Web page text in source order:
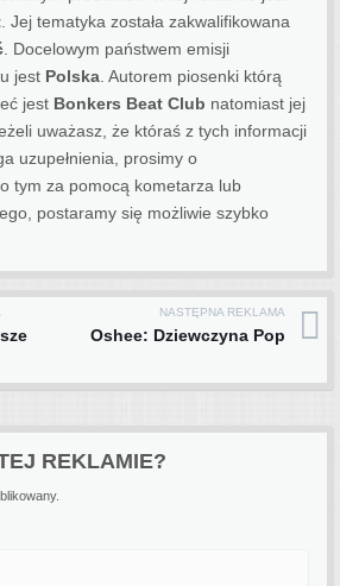
. Jej tematyka została zakwalifikowana
. Docelowym państwem emisji
jest Polska Autorem piosenki którą
jest Bonkers Beat Club natomiast jej
uważasz, że któraś z tych informacji
uzupełnienia, prosimy o
tym za pomocą kometarza lub
postaramy się możliwie szybko
NASTĘPNA REKLAMA
Oshee: Dziewczyna Pop
REKLAMIE?